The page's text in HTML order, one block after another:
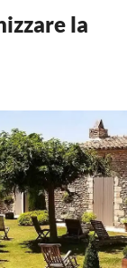
Anette e
la